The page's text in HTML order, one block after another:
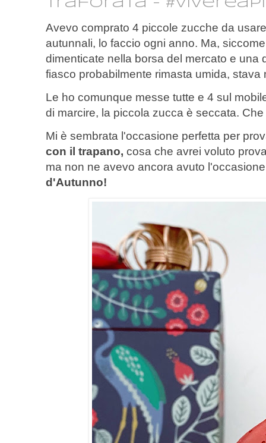
traforata -
Avevo comprato 4 piccole zucche da
autunnali, lo faccio ogni anno. Ma,
dimenticate nella borsa del mercato e una
fiasco probabilmente rimasta umida, stava
Le ho comunque messe tutte e 4 sul
di marcire, la piccola zucca è seccata.
Mi è sembrata l'occasione perfetta per
con il trapano, cosa che avrei voluto
ma non ne avevo ancora avuto
d'Autunno!